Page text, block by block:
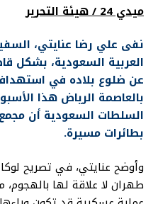
ميدي 24 / هيئة التحرير
نفى علي رضا عنايتي،
العربية السعودية، بشكل
عن ضلوع بلاده في
بالعاصمة الرياض هذا
السلطات السعودية أن
بطائرات مسيرة.
وأوضح عنايتي، في تصريح
طهران لا علاقة لها بالهجوم،